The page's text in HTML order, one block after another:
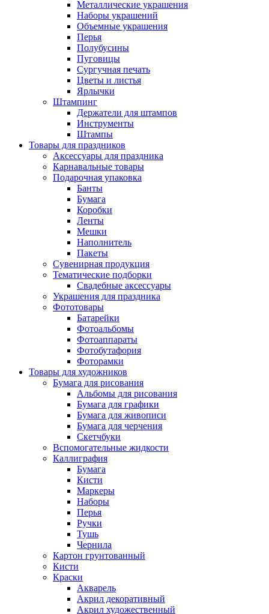
Металлические украшения
Наборы украшений
Объемные украшения
Перья
Полубусины
Пуговицы
Сургучная печать
Цветы и листья
Ярлычки
Штампинг
Держатели для штампов
Инструменты
Штампы
Товары для праздников
Аксессуары для праздника
Карнавальные товары
Подарочная упаковка
Банты
Бумага
Коробки
Ленты
Мешки
Наполнитель
Пакеты
Сувенирная продукция
Тематические подборки
Свадебные аксессуары
Украшения для праздника
Фототовары
Батарейки
Фотоальбомы
Фотоаппараты
Фотобутафория
Фоторамки
Товары для художников
Бумага для рисования
Альбомы для рисования
Бумага для графики
Бумага для живописи
Бумага для черчения
Скетчбуки
Вспомогательные жидкости
Каллиграфия
Бумага
Кисти
Маркеры
Наборы
Перья
Ручки
Тушь
Чернила
Картон грунтованный
Кисти
Краски
Акварель
Акрил декоративный
Акрил художественный